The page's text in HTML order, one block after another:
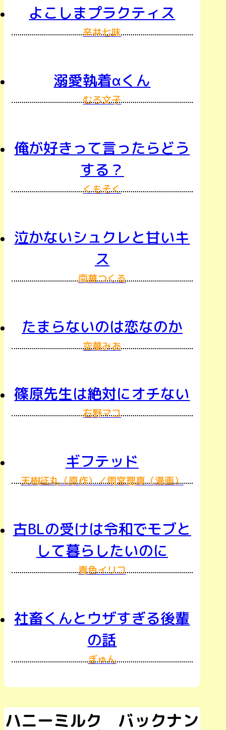
よこしまプラクティス
辛井七味
溺愛執着αくん
むろ文子
俺が好きって言ったらどう
する？
くもそく
泣かないシュクレと甘いキ
ス
南華つくる
たまらないのは恋なのか
空華みあ
篠原先生は絶対にオチない
右野マコ
ギフテッド
天樹征丸（原作）／雨宮理真（漫画）
古BLの受けは令和でモブと
して暮らしたいのに
青色イリコ
社畜くんとウザすぎる後輩
の話
ぎゅん
ハニーミルク バックナン